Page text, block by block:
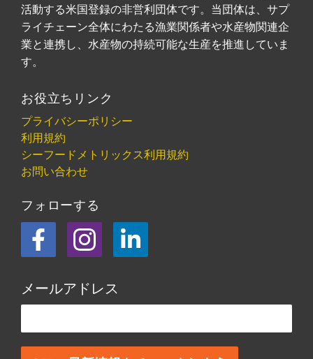
活動する米国登録の非営利団体です。当団体は、サプ
ライチェーン全体にわたる漁業関係者や水産物関連企
業と連携し、水産物の持続可能な生産を推進していま
す。
お役立ちリンク
プライバシーポリシー
利用規約
シーフードメトリックス利用規約
お問い合わせ
フォローする
フェイスブック
Instagram
LinkedIn
メールアドレス